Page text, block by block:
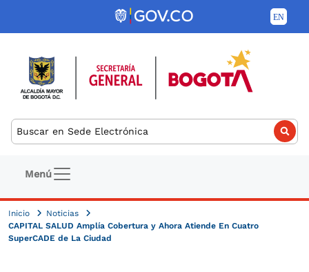
Pasar al contenido principal
Buscar
Navegación principal
Menú
Inicio
Noticias
CAPITAL SALUD Amplía Cobertura y Ahora Atiende En Cuatro
SuperCADE de La Ciudad